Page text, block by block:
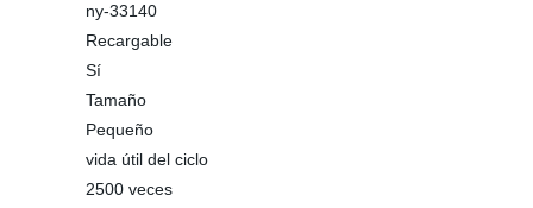
ny-33140
Recargable
Sí
Tamaño
Pequeño
vida útil del ciclo
2500 veces